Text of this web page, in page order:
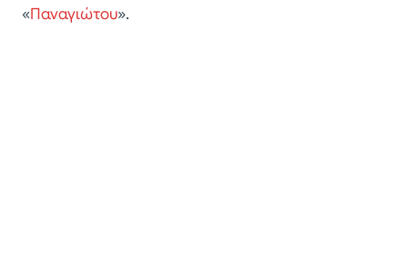
«Παναγιώτου».